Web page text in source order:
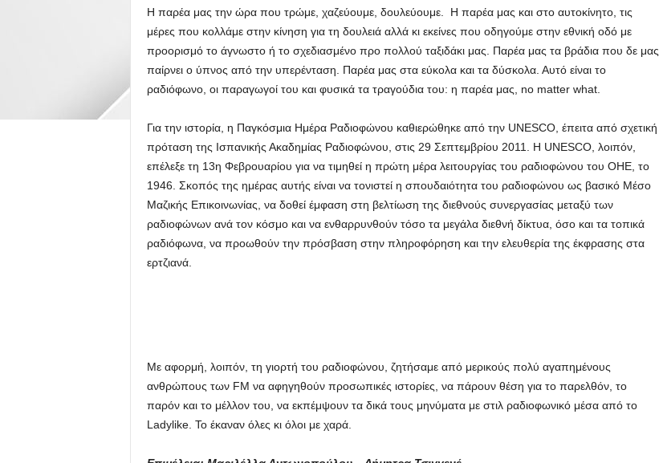
Η παρέα μας την ώρα που τρώμε, χαζεύουμε, δουλεύουμε. Η παρέα μας και στο αυτοκίνητο, τις
μέρες που κολλάμε στην κίνηση για τη δουλειά αλλά κι εκείνες που οδηγούμε στην εθνική οδό με
προορισμό το άγνωστο ή το σχεδιασμένο προ πολλού ταξιδάκι μας. Παρέα μας τα βράδια που δε μας
παίρνει ο ύπνος από την υπερένταση. Παρέα μας στα εύκολα και τα δύσκολα. Αυτό είναι το
ραδιόφωνο, οι παραγωγοί του και φυσικά τα τραγούδια του: η παρέα μας, no matter what.
Για την ιστορία, η Παγκόσμια Ημέρα Ραδιοφώνου καθιερώθηκε από την UNESCO, έπειτα από σχετική
πρόταση της Ισπανικής Ακαδημίας Ραδιοφώνου, στις 29 Σεπτεμβρίου 2011. Η UNESCO, λοιπόν,
επέλεξε τη 13η Φεβρουαρίου για να τιμηθεί η πρώτη μέρα λειτουργίας του ραδιοφώνου του ΟΗΕ, το
1946. Σκοπός της ημέρας αυτής είναι να τονιστεί η σπουδαιότητα του ραδιοφώνου ως βασικό Μέσο
Μαζικής Επικοινωνίας, να δοθεί έμφαση στη βελτίωση της διεθνούς συνεργασίας μεταξύ των
ραδιοφώνων ανά τον κόσμο και να ενθαρρυνθούν τόσο τα μεγάλα διεθνή δίκτυα, όσο και τα τοπικά
ραδιόφωνα, να προωθούν την πρόσβαση στην πληροφόρηση και την ελευθερία της έκφρασης στα
ερτζιανά.
Με αφορμή, λοιπόν, τη γιορτή του ραδιοφώνου, ζητήσαμε από μερικούς πολύ αγαπημένους
ανθρώπους των FM να αφηγηθούν προσωπικές ιστορίες, να πάρουν θέση για το παρελθόν, το
παρόν και το μέλλον του, να εκπέμψουν τα δικά τους μηνύματα με στιλ ραδιοφωνικό μέσα από το
Ladylike. Το έκαναν όλες κι όλοι με χαρά.